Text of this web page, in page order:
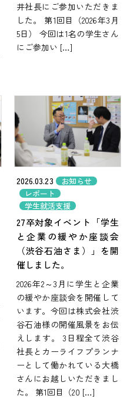
井社長にご参加いただきま
した。 第1回目（2026年3月
5日） 今回は1名の学生さん
にご参加い […]
2026.03.23
お知らせ
レポート
学生就活支援
27卒対象イベント「学生
と企業の緩やか座談会
（渋谷石油さま）」を開
催しました。
2026年2～3月に学生と企業
の緩やか座談会を開催して
います。今回は株式会社渋
谷石油様の開催風景をお伝
えします。 3日程全て渋谷
社長とカーライフプランナ
ーとして働かれている大橋
さんにお越しいただきまし
た。 第1回目（20 […]